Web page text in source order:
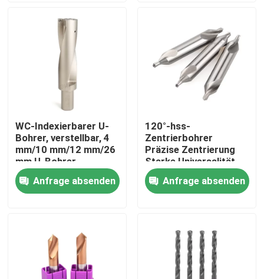
Über uns
Fabrik-Tour
Qualitätskontrolle
Kontaktiere uns
Fordern Sie ein Angebot an
Wolframhartmetalleinsätze
WC-Indexierbarer U-
Bohrer, verstellbar, 4
mm/10 mm/12 mm/26
mm U-Bohrer,
Tieflochbohrer
Anfrage absenden
120°-hss-
Zentrierbohrer
Präzise Zentrierung
Starke Universalität
Anfrage absenden